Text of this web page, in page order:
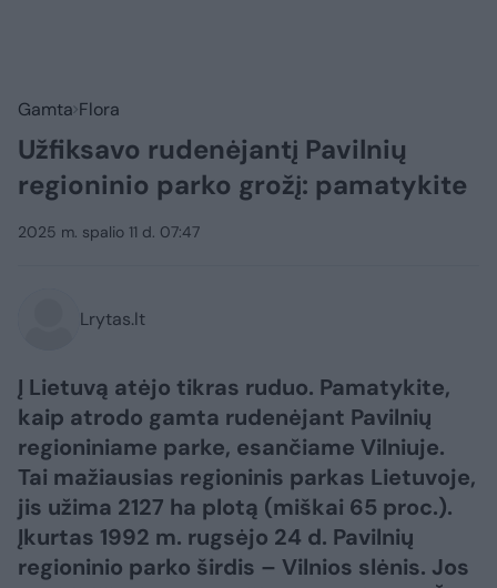
Gamta Flora
Užfiksavo rudenėjantį Pavilnių
regioninio parko grožį: pamatykite
2025 m. spalio 11 d. 07:47
Lrytas.lt
Į Lietuvą atėjo tikras ruduo. Pamatykite,
kaip atrodo gamta rudenėjant Pavilnių
regioniniame parke, esančiame Vilniuje.
Tai mažiausias regioninis parkas Lietuvoje,
jis užima 2127 ha plotą (miškai 65 proc.).
Įkurtas 1992 m. rugsėjo 24 d. Pavilnių
regioninio parko širdis – Vilnios slėnis. Jos